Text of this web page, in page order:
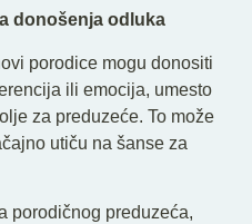
donošenja odluka
porodice mogu donositi
ili emocija, umesto
za preduzeće. To može
utiču na šanse za
porodičnog preduzeća,